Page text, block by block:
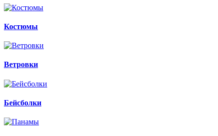
Костюмы
Ветровки
Бейсболки